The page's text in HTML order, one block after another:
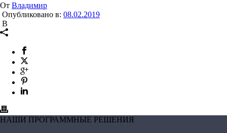
От Владимир
Опубликовано в: 08.02.2019
В
НАШИ ПРОГРАММНЫЕ РЕШЕНИЯ